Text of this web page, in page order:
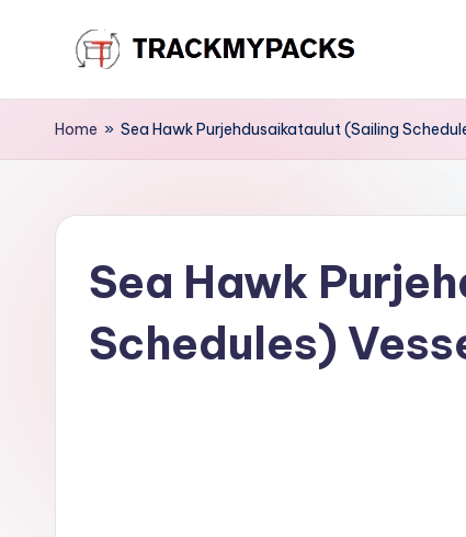
content
T
r
c
M
Home » Sea Hawk Purjehdusaikataulut (Sailing
Sea Hawk
Schedules)